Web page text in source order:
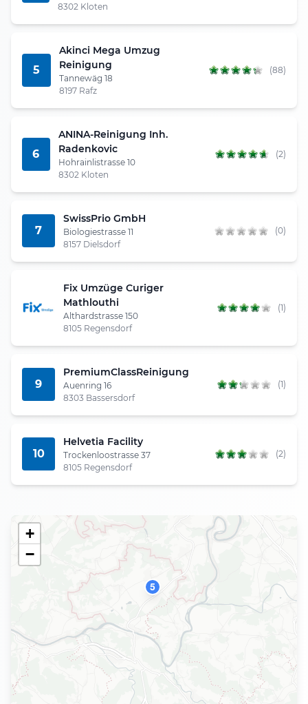
8302 Kloten
5
Akinci Mega Umzug
Reinigung
Tannewäg 18
8197 Rafz
(88)
6
ANINA-Reinigung Inh.
Radenkovic
Hohrainlistrasse 10
8302 Kloten
(2)
7
SwissPrio GmbH
Biologiestrasse 11
8157 Dielsdorf
(0)
Fix Umzüge Curiger
Mathlouthi
Althardstrasse 150
8105 Regensdorf
(1)
9
PremiumClassReinigung
Auenring 16
8303 Bassersdorf
(1)
10
Helvetia Facility
Trockenloostrasse 37
8105 Regensdorf
(2)
5
+
−